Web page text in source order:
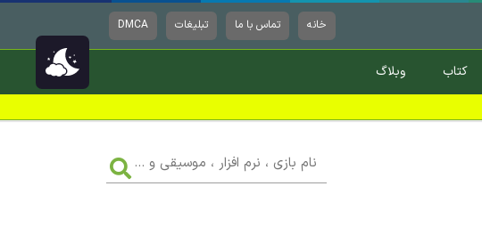
خانه تماس با ما تبلیغات DMCA
کتاب وبلاگ
بازی
،